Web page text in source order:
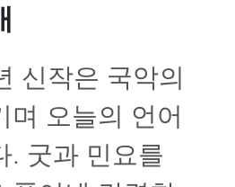
신작은 국악의
며 오늘의 언어
. 굿과 민요를